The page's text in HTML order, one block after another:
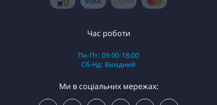
Час роботи
Пн-Пт: 09:00-18:00
Сб-Нд: Вихідний
Ми в соціальних мережах: